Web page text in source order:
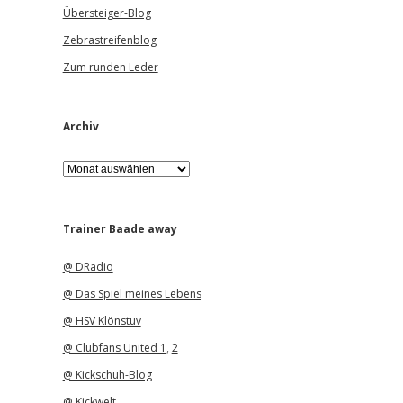
Übersteiger-Blog
Zebrastreifenblog
Zum runden Leder
Archiv
A
r
iTrainer Baade away
@ DRadio
@ Das Spiel meines Lebens
@ HSV Klönstuv
@ Clubfans United 1 , 2
@ Kickschuh-Blog